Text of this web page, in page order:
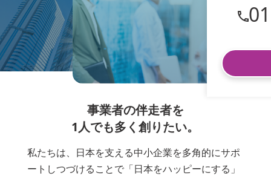
事業者の伴走者を
1人でも多く創りたい。
私たちは、日本を支える中小企業を多角的にサポ
ートしつづけることで「日本をハッピーにする」